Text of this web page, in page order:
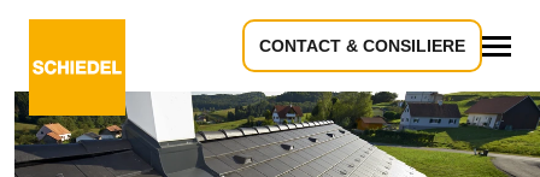
CONTACT & CONSILIERE